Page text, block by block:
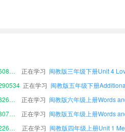
sister, Kate.
小宝608765
正在学习
正在学习 闽教版五年级下册
小宝326800
正在学习
小宝807191
正在学习
小宝226549
正在学习